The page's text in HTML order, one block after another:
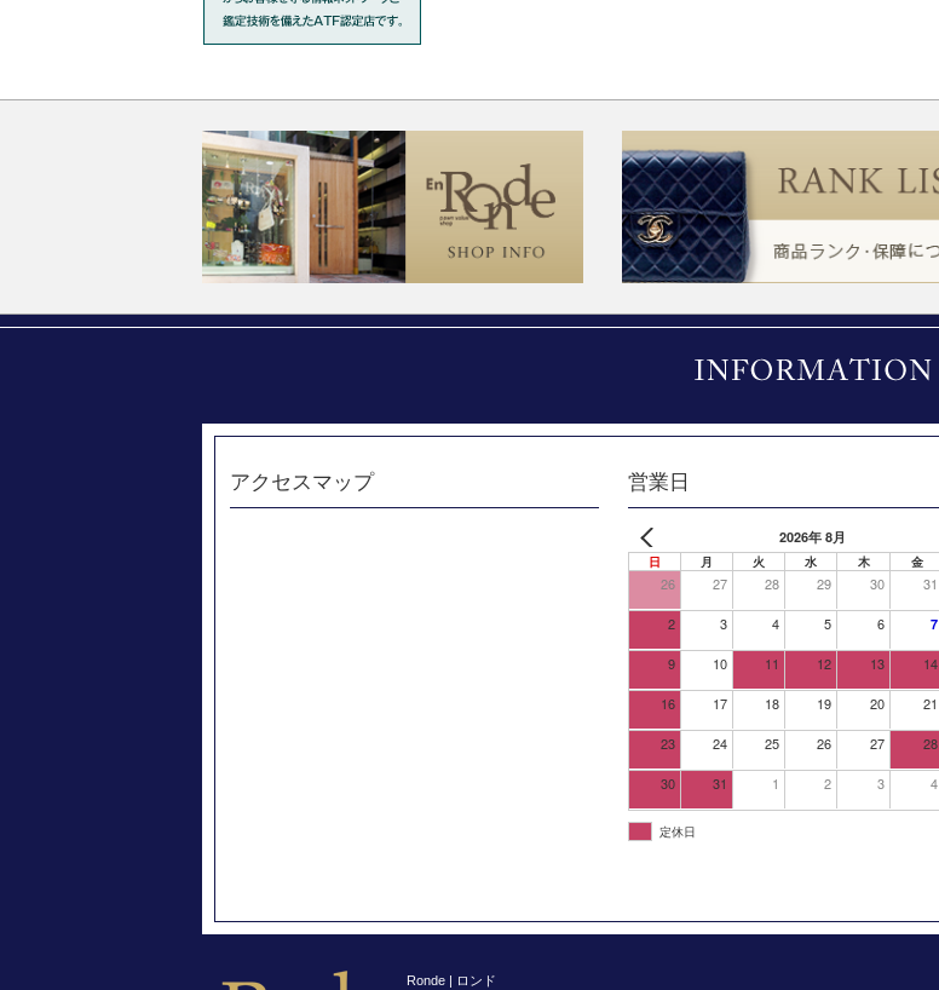
アクセスマップ 営業日
2026年 8月
日 月 火 水 木 金
26 27 28 29 30 31
2 3 4 5 6 7
9 10 11 12 13 14
16 17 18 19 20 21
23 24 25 26 27 28
30 31 1 2 3 4
定休日
Ronde | ロンド